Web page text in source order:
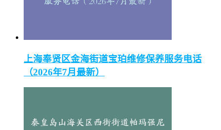
上海奉贤区金海街道宝珀维修保养服务电话
（2026年7月最新）